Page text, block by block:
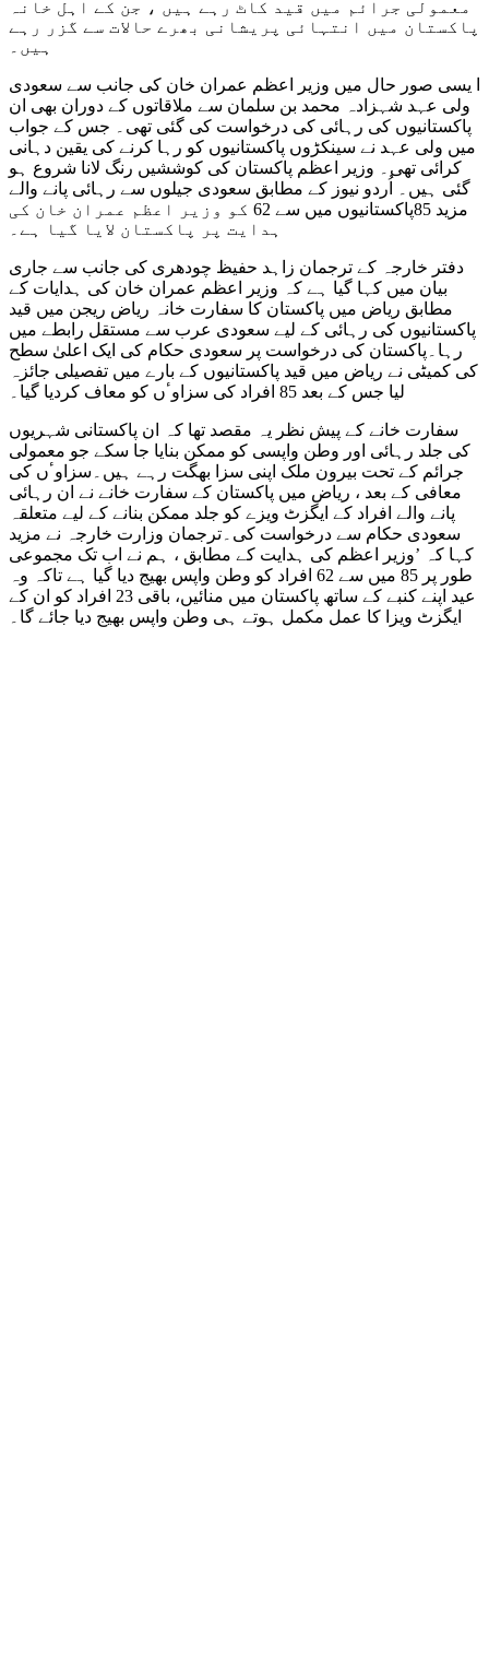
معمولی جرائم میں قید کاٹ رہے ہیں ، جن کے اہل خانہ
پاکستان میں انتہائی پریشانی بھرے حالات سے گزر رہے
ہیں۔
ا یسی صور حال میں وزیر اعظم عمران خان کی جانب سے سعودی
ولی عہد شہزادہ محمد بن سلمان سے ملاقاتوں کے دوران بھی ان
پاکستانیوں کی رہائی کی درخواست کی گئی تھی۔ جس کے جواب
میں ولی عہد نے سینکڑوں پاکستانیوں کو رہا کرنے کی یقین دہانی
کرائی تھی۔ وزیر اعظم پاکستان کی کوششیں رنگ لانا شروع ہو
گئی ہیں۔ اُردو نیوز کے مطابق سعودی جیلوں سے رہائی پانے والے
مزید 85پاکستانیوں میں سے 62 کو وزیر اعظم عمران خان کی
ہدایت پر پاکستان لایا گیا ہے۔
دفتر خارجہ کے ترجمان زاہد حفیظ چودھری کی جانب سے جاری
بیان میں کہا گیا ہے کہ وزیر اعظم عمران خان کی ہدایات کے
مطابق ریاض میں پاکستان کا سفارت خانہ ریاض ریجن میں قید
پاکستانیوں کی رہائی کے لیے سعودی عرب سے مستقل رابطے میں
رہا۔پاکستان کی درخواست پر سعودی حکام کی ایک اعلیٰ سطح
کی کمیٹی نے ریاض میں قید پاکستانیوں کے بارے میں تفصیلی جائزہ
لیا جس کے بعد 85 افراد کی سزاوٴں کو معاف کردیا گیا۔
سفارت خانے کے پیش نظر یہ مقصد تھا کہ ان پاکستانی شہریوں
کی جلد رہائی اور وطن واپسی کو ممکن بنایا جا سکے جو معمولی
جرائم کے تحت بیرون ملک اپنی سزا بھگت رہے ہیں۔سزاوٴں کی
معافی کے بعد ، ریاض میں پاکستان کے سفارت خانے نے ان رہائی
پانے والے افراد کے ایگزٹ ویزے کو جلد ممکن بنانے کے لیے متعلقہ
سعودی حکام سے درخواست کی۔ترجمان وزارت خارجہ نے مزید
کہا کہ ’وزیر اعظم کی ہدایت کے مطابق ، ہم نے اب تک مجموعی
طور پر 85 میں سے 62 افراد کو وطن واپس بھیج دیا گیا ہے تاکہ وہ
عید اپنے کنبے کے ساتھ پاکستان میں منائیں، باقی 23 افراد کو ان کے
ایگزٹ ویزا کا عمل مکمل ہوتے ہی وطن واپس بھیج دیا جائے گا۔